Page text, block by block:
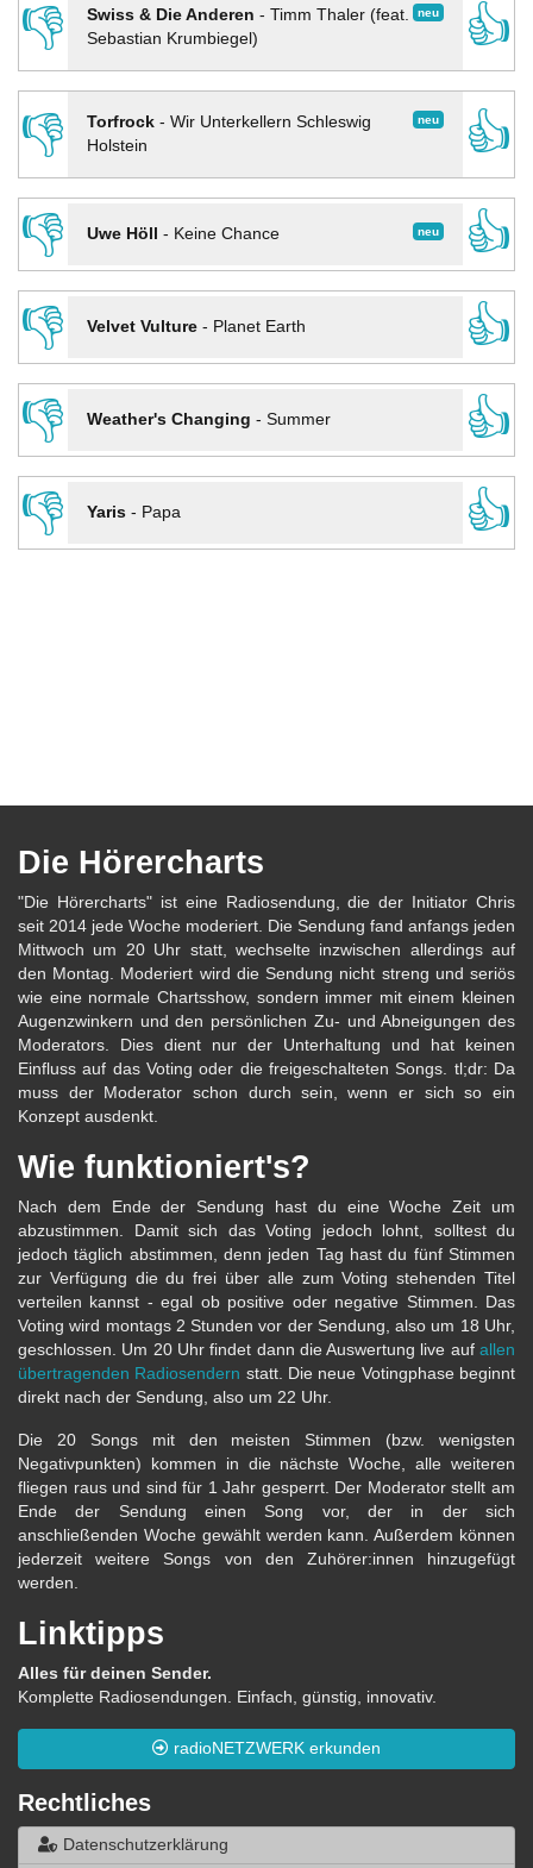
👎
neu
Swiss & Die Anderen - Timm Thaler (feat.
Sebastian Krumbiegel)
👍
👎 neu
Torfrock- Wir Unterkellern Schleswig
Holstein
👍
👎
neu
Uwe Höll - Keine Chance
👍
👎
Velvet Vulture- Planet Earth
👍
👎
Weather's Changing - Summer
👍
👎
Yaris- Papa 👍
Die Hörercharts
"Die Hörercharts" ist eine Radiosendung, die der Initiator Chris
seit 2014 jede Woche moderiert. Die Sendung fand anfangs jeden
Mittwoch um 20 Uhr statt, wechselte inzwischen allerdings auf
den Montag. Moderiert wird die Sendung nicht streng und seriös
wie eine normale Chartsshow, sondern immer mit einem kleinen
Augenzwinkern und den persönlichen Zu- und Abneigungen des
Moderators. Dies dient nur der Unterhaltung und hat keinen
Einfluss auf das Voting oder die freigeschalteten Songs. tl;dr: Da
muss der Moderator schon durch sein, wenn er sich so ein
Konzept ausdenkt.
Wie funktioniert's?
Nach dem Ende der Sendung hast du eine Woche Zeit um
abzustimmen. Damit sich das Voting jedoch lohnt, solltest du
jedoch täglich abstimmen, denn jeden Tag hast du fünf Stimmen
zur Verfügung die du frei über alle zum Voting stehenden Titel
verteilen kannst - egal ob positive oder negative Stimmen. Das
Voting wird montags 2 Stunden vor der Sendung, also um 18 Uhr,
geschlossen. Um 20 Uhr findet dann die Auswertung live auf allen
übertragenden Radiosendern statt. Die neue Votingphase beginnt
direkt nach der Sendung, also um 22 Uhr.
Die 20 Songs mit den meisten Stimmen (bzw. wenigsten
Negativpunkten) kommen in die nächste Woche, alle weiteren
fliegen raus und sind für 1 Jahr gesperrt. Der Moderator stellt am
Ende der Sendung einen Song vor, der in der sich
anschließenden Woche gewählt werden kann. Außerdem können
jederzeit weitere Songs von den Zuhörer:innen hinzugefügt
werden.
Linktipps
Alles für deinen Sender.
Komplette Radiosendungen. Einfach, günstig, innovativ.
radioNETZWERK erkunden
Rechtliches
Datenschutzerklärung